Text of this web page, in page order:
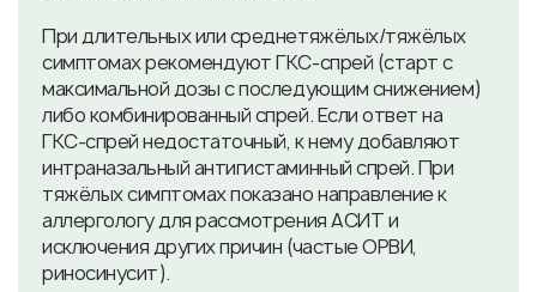
При длительных или среднетяжёлых/тяжёлых
симптомах рекомендуют ГКС-спрей (старт с
максимальной дозы с последующим снижением)
либо комбинированный спрей. Если ответ на
ГКС-спрей недостаточный, к нему добавляют
интраназальный антигистаминный спрей. При
тяжёлых симптомах показано направление к
аллергологу для рассмотрения АСИТ и
исключения других причин (частые ОРВИ,
риносинусит).